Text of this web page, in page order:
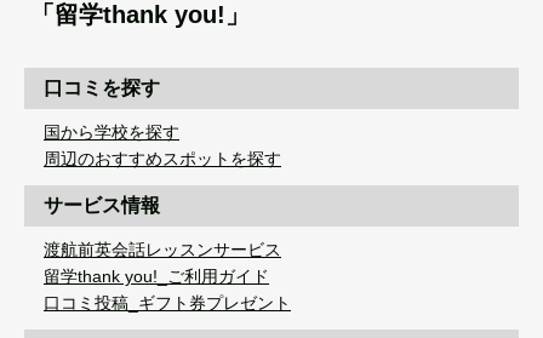
「留学thank you!」
口コミを探す
国から学校を探す
周辺のおすすめスポットを探す
サービス情報
渡航前英会話レッスンサービス
留学thank you!_ご利用ガイド
口コミ投稿_ギフト券プレゼント